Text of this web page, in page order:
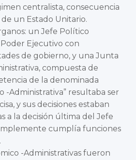
centralista, consecuencia
un Estado Unitario.
un Jefe Político
Ejecutivo con
de gobierno, y una Junta
compuesta de
de la denominada
-Administrativa” resultaba ser
y sus decisiones estaban
a la decisión última del Jefe
cumplía funciones
-Administrativas fueron